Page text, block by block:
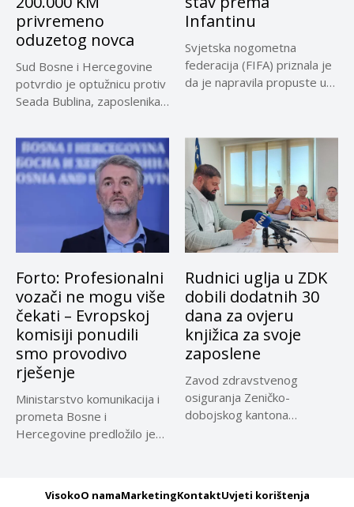
privremeno
oduzetog novca
Sud Bosne i Hercegovine
potvrdio je optužnicu protiv
Seada Bublina, zaposlenika
Infantinu
Svjetska nogometna
federacija (FIFA) priznala je
da je napravila propuste u
Forto: Profesionalni
vozači ne mogu više
čekati – Evropskoj
komisiji ponudili
smo provodivo
rješenje
Ministarstvo komunikacija i
prometa Bosne i
Hercegovine predložilo je
Rudnici uglja u ZDK
dobili dodatnih 30
dana za ovjeru
knjižica za svoje
zaposlene
Zavod zdravstvenog
osiguranja Zeničko-
dobojskog kantona
VisokoO namaMarketingKontaktUvjeti korištenja